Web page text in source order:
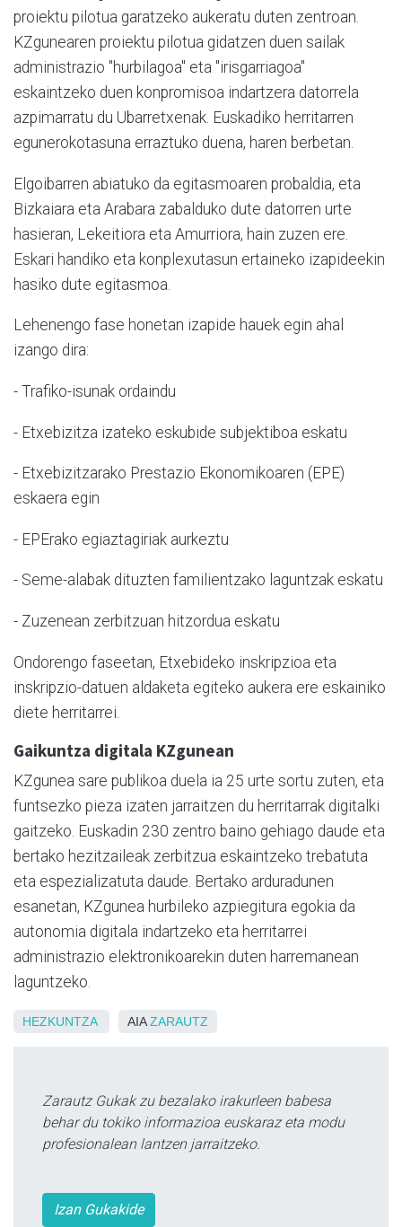
proiektu pilotua garatzeko aukeratu duten zentroan.
KZgunearen proiektu pilotua gidatzen duen sailak
administrazio "hurbilagoa" eta "irisgarriagoa"
eskaintzeko duen konpromisoa indartzera datorrela
azpimarratu du Ubarretxenak. Euskadiko herritarren
egunerokotasuna erraztuko duena, haren berbetan.
Elgoibarren abiatuko da egitasmoaren probaldia, eta
Bizkaiara eta Arabara zabalduko dute datorren urte
hasieran, Lekeitiora eta Amurriora, hain zuzen ere.
Eskari handiko eta konplexutasun ertaineko izapideekin
hasiko dute egitasmoa.
Lehenengo fase honetan izapide hauek egin ahal
izango dira:
- Trafiko-isunak ordaindu
- Etxebizitza izateko eskubide subjektiboa eskatu
- Etxebizitzarako Prestazio Ekonomikoaren (EPE)
eskaera egin
- EPErako egiaztagiriak aurkeztu
- Seme-alabak dituzten familientzako laguntzak eskatu
- Zuzenean zerbitzuan hitzordua eskatu
Ondorengo faseetan, Etxebideko inskripzioa eta
inskripzio-datuen aldaketa egiteko aukera ere eskainiko
diete herritarrei.
Gaikuntza digitala KZgunean
KZgunea sare publikoa duela ia 25 urte sortu zuten, eta
funtsezko pieza izaten jarraitzen du herritarrak digitalki
gaitzeko. Euskadin 230 zentro baino gehiago daude eta
bertako hezitzaileak zerbitzua eskaintzeko trebatuta
eta espezializatuta daude. Bertako arduradunen
esanetan, KZgunea hurbileko azpiegitura egokia da
autonomia digitala indartzeko eta herritarrei
administrazio elektronikoarekin duten harremanean
laguntzeko.
HEZKUNTZA AIAZARAUTZ
Zarautz Gukak zu bezalako irakurleen babesa
behar du tokiko informazioa euskaraz eta modu
profesionalean lantzen jarraitzeko.
Izan Gukakide